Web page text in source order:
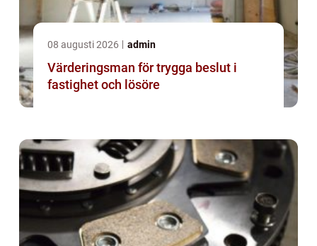
08 augusti 2026 admin
Värderingsman för trygga beslut i
fastighet och lösöre